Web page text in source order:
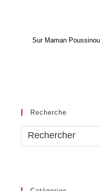
Sur Maman
Recherche